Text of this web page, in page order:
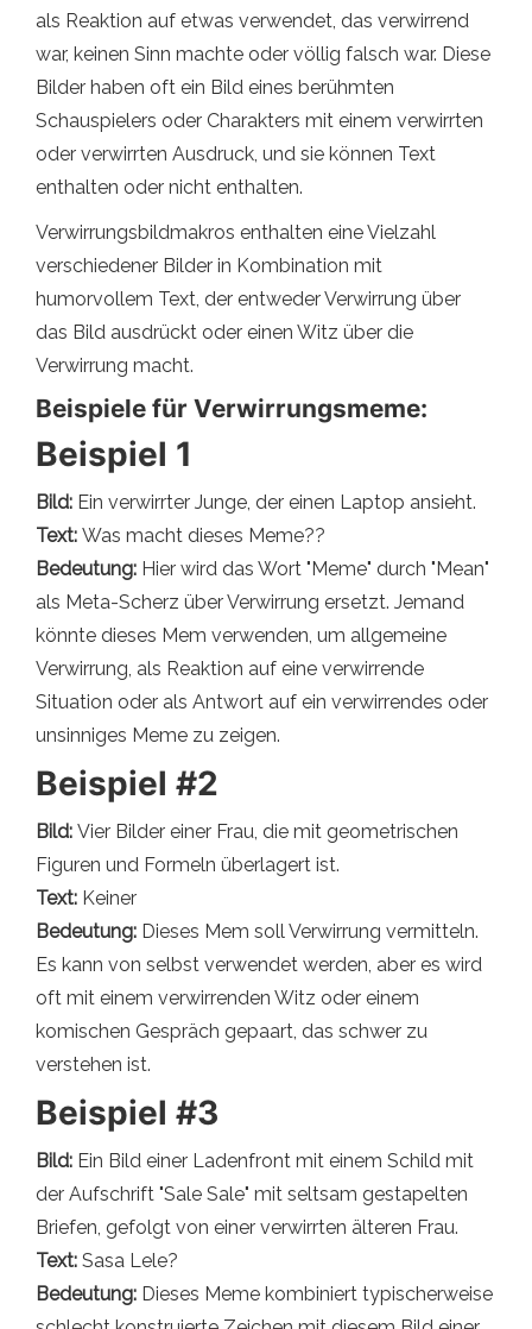
als Reaktion auf etwas verwendet, das verwirrend
war, keinen Sinn machte oder völlig falsch war. Diese
Bilder haben oft ein Bild eines berühmten
Schauspielers oder Charakters mit einem verwirrten
oder verwirrten Ausdruck, und sie können Text
enthalten oder nicht enthalten.
Verwirrungsbildmakros enthalten eine Vielzahl
verschiedener Bilder in Kombination mit
humorvollem Text, der entweder Verwirrung über
das Bild ausdrückt oder einen Witz über die
Verwirrung macht.
Beispiele für Verwirrungsmeme:
Beispiel 1
Bild: Ein verwirrter Junge, der einen Laptop ansieht.
Text: Was macht dieses Meme??
Bedeutung: Hier wird das Wort "Meme" durch "Mean"
als Meta-Scherz über Verwirrung ersetzt. Jemand
könnte dieses Mem verwenden, um allgemeine
Verwirrung, als Reaktion auf eine verwirrende
Situation oder als Antwort auf ein verwirrendes oder
unsinniges Meme zu zeigen.
Beispiel #2
Bild: Vier Bilder einer Frau, die mit geometrischen
Figuren und Formeln überlagert ist.
Text: Keiner
Bedeutung: Dieses Mem soll Verwirrung vermitteln.
Es kann von selbst verwendet werden, aber es wird
oft mit einem verwirrenden Witz oder einem
komischen Gespräch gepaart, das schwer zu
verstehen ist.
Beispiel #3
Bild: Ein Bild einer Ladenfront mit einem Schild mit
der Aufschrift "Sale Sale" mit seltsam gestapelten
Briefen, gefolgt von einer verwirrten älteren Frau.
Text: Sasa Lele?
Bedeutung: Dieses Meme kombiniert typischerweise